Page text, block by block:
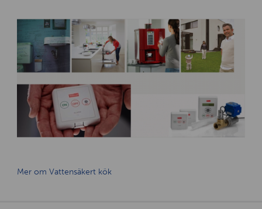
Mer om Vattensäkert kök